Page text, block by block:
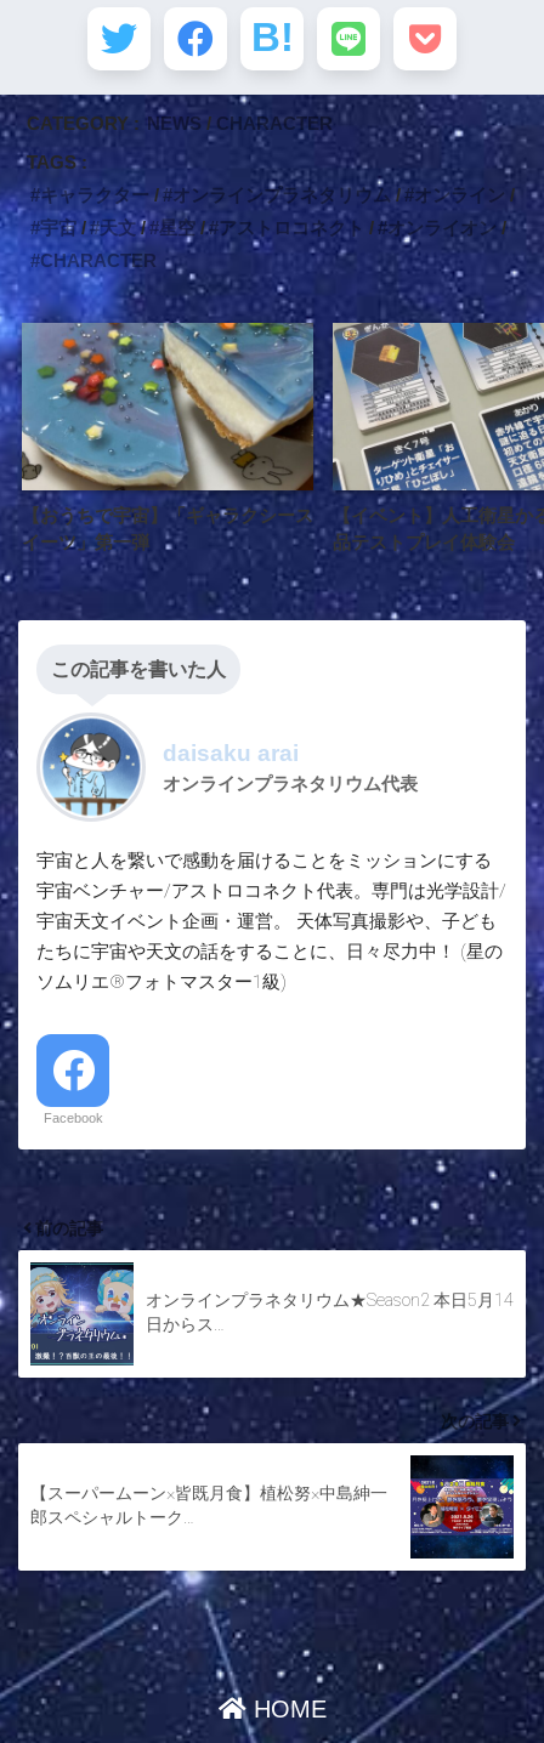
CATEGORY : NEWS
CHARACTER
TAGS :
キャラクター
オンラインプラネタリウム
オンライン
宇宙
天文 星空 アストロコネクト
オンライオン
CHARACTER
【おうちで宇宙】「ギャラクシース
イーツ」第一弾
【イベント】人工衛星
品テストプレイ体験会
この記事を書いた人
daisaku arai
オンラインプラネタリウム代表
宇宙と人を繋いで感動を届けることをミッションにする
宇宙ベンチャー/アストロコネクト代表。専門は光学設計/
宇宙天文イベント企画・運営。 天体写真撮影や、子ども
たちに宇宙や天文の話をすることに、日々尽力中！ (星の
ソムリエ®フォトマスター1級)
Facebook
前の記事
オンラインプラネタリウム★Season2 本日5月14
日からス…
次の記事
【スーパームーン×皆既月食】植松努×中島紳一
郎スペシャルトーク…
HOME